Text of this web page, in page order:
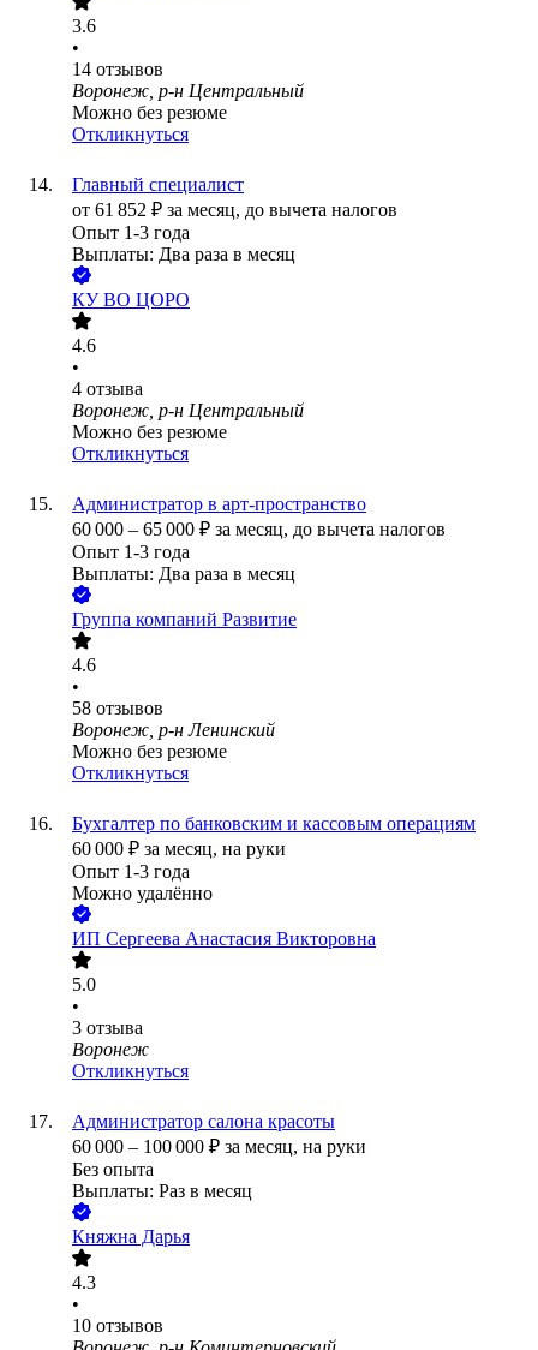
3.6
•
14 отзывов
Воронеж, р-н Центральный
Можно без резюме
Откликнуться
Главный специалист
от 61 852 ₽ за месяц, до вычета налогов
Опыт 1-3 года
Выплаты: Два раза в месяц
КУ ВО ЦОРО
4.6
•
4 отзыва
Воронеж, р-н Центральный
Можно без резюме
Откликнуться
Администратор в арт-пространство
60 000 – 65 000 ₽ за месяц, до вычета налогов
Опыт 1-3 года
Выплаты: Два раза в месяц
Группа компаний Развитие
4.6
•
58 отзывов
Воронеж, р-н Ленинский
Можно без резюме
Откликнуться
Бухгалтер по банковским и кассовым операциям
60 000 ₽ за месяц, на руки
Опыт 1-3 года
Можно удалённо
ИП Сергеева Анастасия Викторовна
5.0
•
3 отзыва
Воронеж
Откликнуться
Администратор салона красоты
60 000 – 100 000 ₽ за месяц, на руки
Без опыта
Выплаты: Раз в месяц
Княжна Дарья
4.3
•
10 отзывов